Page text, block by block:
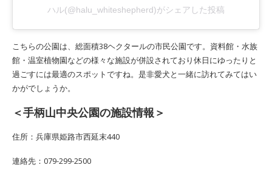
ハル(@halu_whiteshepherd)がシェアした投稿
こちらの公園は、総面積38ヘクタールの市民公園です。資料館・水族
館・温室植物園などの様々な施設が併設されており休日にゆったりと
過ごすには最適のスポットですね。是非愛犬と一緒に訪れてみてはい
かがでしょうか。
＜手柄山中央公園の施設情報＞
住所：兵庫県姫路市西延末440
連絡先：079-299-2500